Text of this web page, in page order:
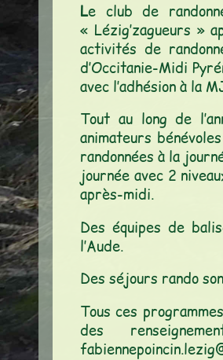
Le club de
« Lézig’zagueurs »
activités de
d’Occitanie-Midi
avec l’adhésion à la
Tout au long de
animateurs
randonnées à la
journée avec 2
après-midi.
Des équipes de
l’Aude.
Des séjours rando
Tous ces
des